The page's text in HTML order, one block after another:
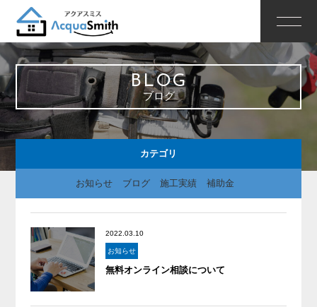
BLOG
ブログ
カテゴリ
お知らせ ブログ 施工実績 補助金
2022.03.10
お知らせ
無料オンライン相談について